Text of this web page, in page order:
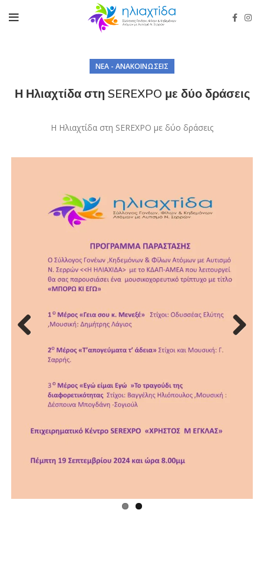
ΝΈΑ - ΑΝΑΚΟΙΝΏΣΕΙΣ
Η Ηλιαχτίδα στη SEREXPO με δύο δράσεις
Η Ηλιαχτίδα στη SEREXPO με δύο δράσεις